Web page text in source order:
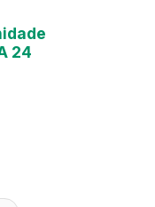
24